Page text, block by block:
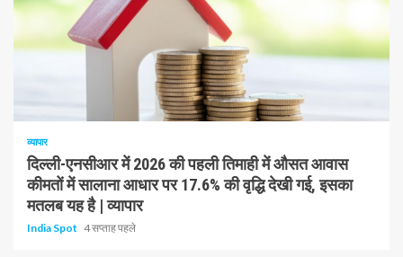
व्यापार
दिल्ली-एनसीआर में 2026 की पहली तिमाही में औसत आवास
कीमतों में सालाना आधार पर 17.6% की वृद्धि देखी गई, इसका
मतलब यह है | व्यापार
India Spot 4 सप्ताह पहले